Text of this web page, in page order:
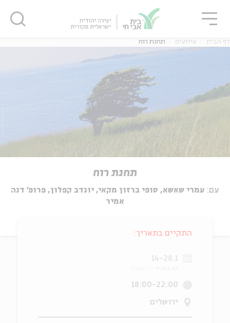
דף הבית אירועים תחנת רוח
תחנת רוח
עם: עמרי שאשא, סופי ברזון מקאי, יונדב קפלון, פרופ' דנה
אמיר
התקיים בתאריך:
14-28.1
18:00-22:00
ירושלים
סגור